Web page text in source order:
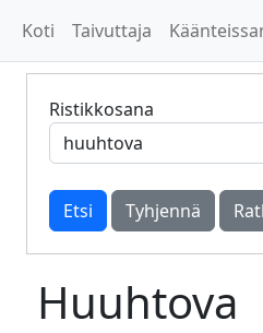
Koti Taivuttaja
Ristikkosana
Tyhjennä
Huuhtova